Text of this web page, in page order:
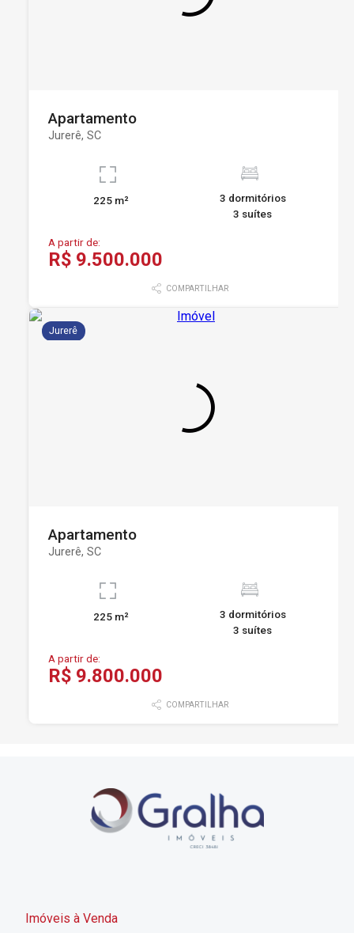
Apartamento
Jurerê, SC
225 m²
3 dormitórios
3 suítes
A partir de:
R$ 9.500.000
COMPARTILHAR
Jurerê
Apartamento
Jurerê, SC
225 m²
3 dormitórios
3 suítes
A partir de:
R$ 9.800.000
COMPARTILHAR
Imóveis à Venda